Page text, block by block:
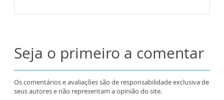
Seja o primeiro a comentar
Os comentários e avaliações são de responsabilidade exclusiva de
seus autores e não representam a opinião do site.